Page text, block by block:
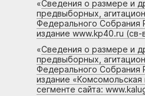
«Сведения о размере и
предвыборных,
Федерального Собрания
издание www.kp40.ru
«Сведения о размере и
предвыборных,
Федерального Собрания
издание
сегменте сайта: